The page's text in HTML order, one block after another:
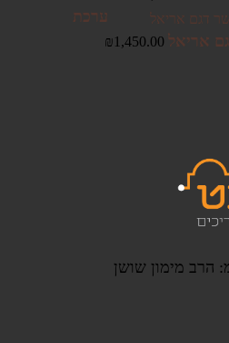
ערכת
אריאל
₪1,450.00
הרב מימון שושן